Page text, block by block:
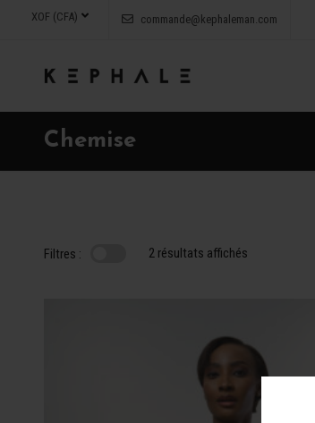
XOF (CFA) commande@kephaleman.com
Chemise
Filtres : 2 résultats affichés